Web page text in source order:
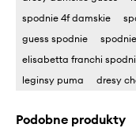
spodnie 4f damskie
guess spodnie
elisabetta franchi
leginsy puma
dresy
Podobne produkty